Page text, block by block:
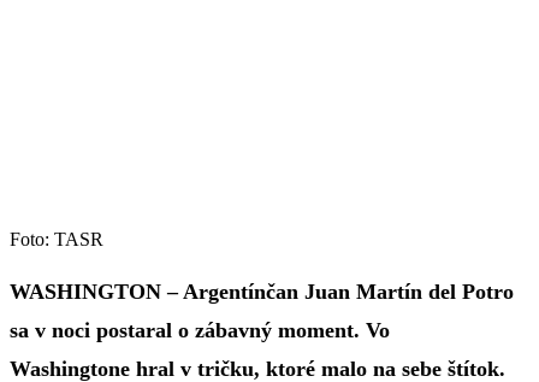
Foto: TASR
WASHINGTON – Argentínčan Juan Martín del Potro
sa v noci postaral o zábavný moment. Vo
Washingtone hral v tričku, ktoré malo na sebe štítok.